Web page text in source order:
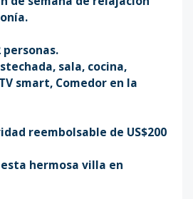
personas.
sala, cocina,
smart, Comedor en la
reembolsable de US$200
hermosa villa en